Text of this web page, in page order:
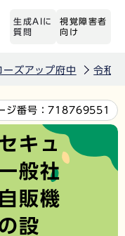
生成AIに
質問
視覚障害者
向け
ーズアップ府中 令和
ジ番号： 718769551
キュ
般社
販機
設